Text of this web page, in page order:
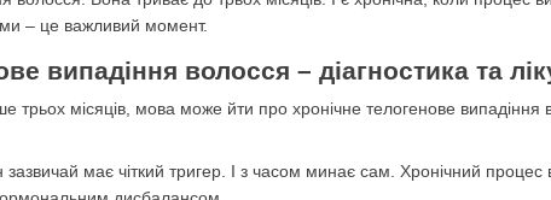
– це важливий момент.
випадіння волосся – діагностика та
трьох місяців, мова може йти про хронічне телогенове
зазвичай має чіткий тригер. І з часом минає сам. Хронічний